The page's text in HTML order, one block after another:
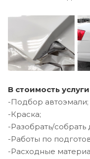
В стоимость
-Подбор автоэмали;
-Краска;
-Разобрать/собрать
-Работы по
-Расходные